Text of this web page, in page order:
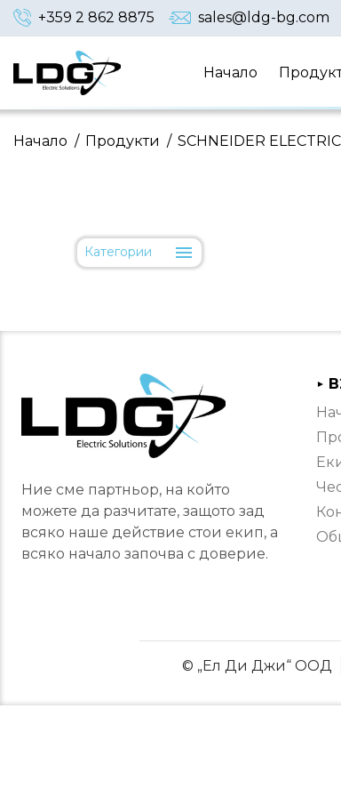
+359 2 862 8875 sales@ldg-bg.com
Начало
/
Начало /
Продукти SCHNEIDER ELECTRIC
Категории
Ние сме партньор, на който
можете да разчитате, защото зад
всяко наше действие стои екип, а
всяко начало започва с доверие.
►
© „Ел Ди Джи“ ООД